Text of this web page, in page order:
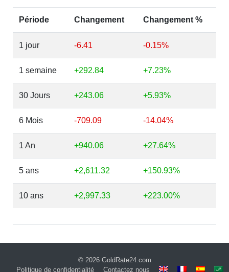
Période Changement Changement %
1 jour -6.41 -0.15%
1 semaine +292.84 +7.23%
30 Jours +243.06 +5.93%
6 Mois -709.09 -14.04%
1 An +940.06 +27.64%
5 ans +2,611.32 +150.93%
10 ans +2,997.33 +223.00%
© 2026 GoldRate24.com
Politique de confidentialité
Contactez nous